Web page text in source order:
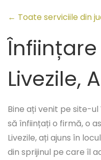
← Toate serviciile din
Livezile,
Bine ați venit pe site-
să înființați o firmă, o
Livezile, ați ajuns în
din sprijinul pe care îl